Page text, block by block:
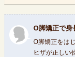
O脚矯正で身
O脚矯正をは
ヒザが正しい